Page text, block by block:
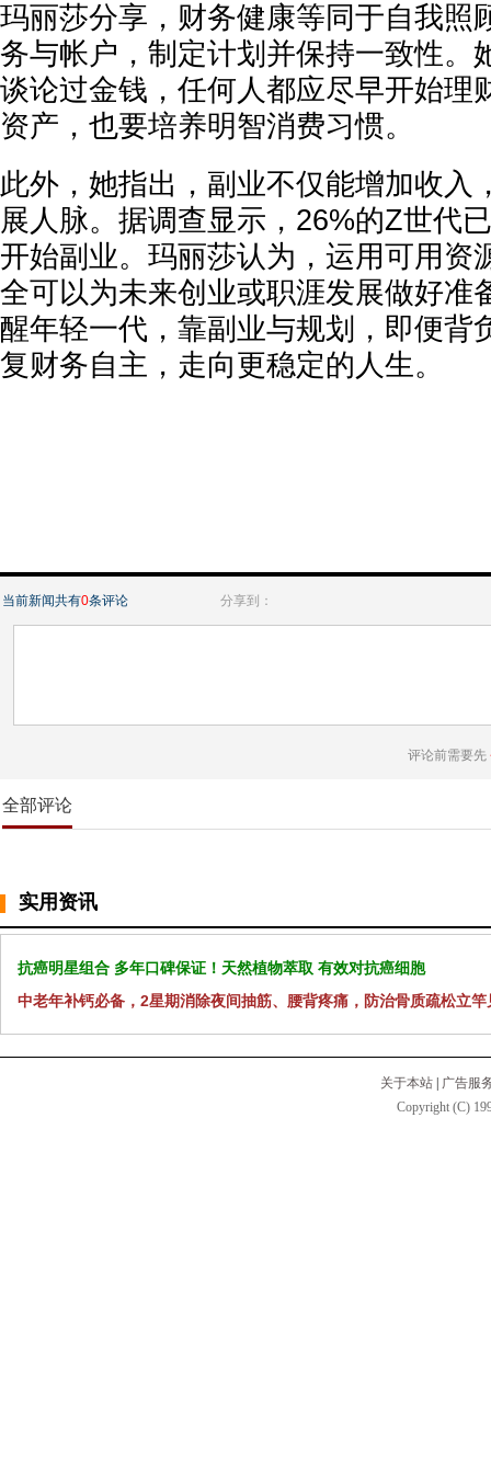
玛丽莎分享，财务健康等同于自我照
务与帐户，制定计划并保持一致性。
谈论过金钱，任何人都应尽早开始理
资产，也要培养明智消费习惯。
此外，她指出，副业不仅能增加收入
展人脉。据调查显示，26%的Z世代
开始副业。玛丽莎认为，运用可用资
全可以为未来创业或职涯发展做好准
醒年轻一代，靠副业与规划，即便背
复财务自主，走向更稳定的人生。
当前新闻共有0条评论 分享到：
评论前需要先
全部评论
实用资讯
抗癌明星组合 多年口碑保证！天然植物萃取 有效对抗癌细胞
中老年补钙必备，2星期消除夜间抽筋、腰背疼痛，防治骨质疏松立竿
关于本站
广告服
Copyright (C)